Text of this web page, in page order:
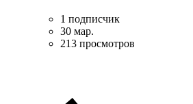
1 подписчик
30 мар.
213 просмотров